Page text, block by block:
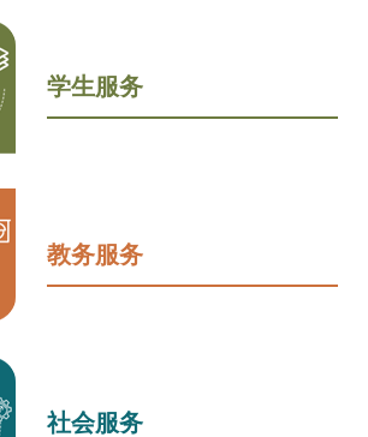
学生服务
教务服务
社会服务